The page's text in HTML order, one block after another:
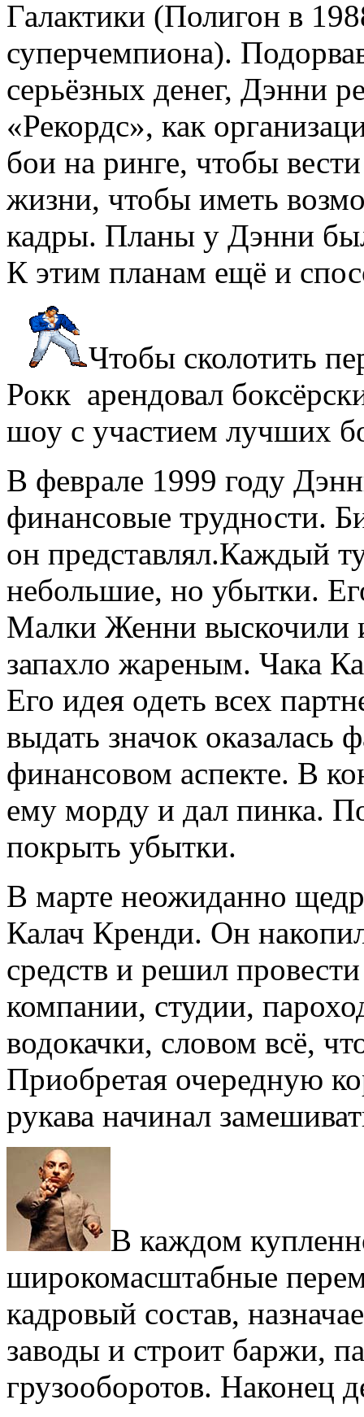
Галактики (Полигон в
суперчемпиона).
серьёзных денег, Дэнни
«Рекордс», как
бои на ринге, чтобы
жизни, чтобы иметь
кадры. Планы у Дэнни
К этим планам ещё и
Чтобы сколотить
Рокк арендовал
шоу с участием лучших
В феврале 1999 году
финансовые трудности.
он представлял.Каждый
небольшие, но убытки.
Малки Женни выскочили
запахло жареным. Чака
Его идея одеть всех
выдать значок оказалась
финансовом аспекте. В
ему морду и дал пинка.
покрыть убытки.
В марте неожиданно
Калач Кренди. Он
средств и решил
компании, студии,
водокачки, словом всё,
Приобретая очередную
рукава начинал
В каждом
широкомасштабные
кадровый состав,
заводы и строит баржи,
грузооборотов. Наконец